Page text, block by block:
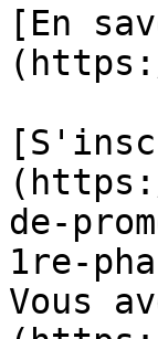
[En
de-
1re-
Vous